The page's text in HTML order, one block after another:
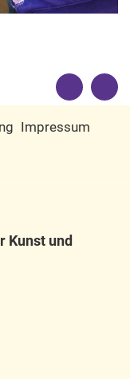
Impressum
Kunst und